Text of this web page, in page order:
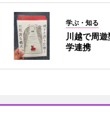
学ぶ・知る
川越で周
学連携